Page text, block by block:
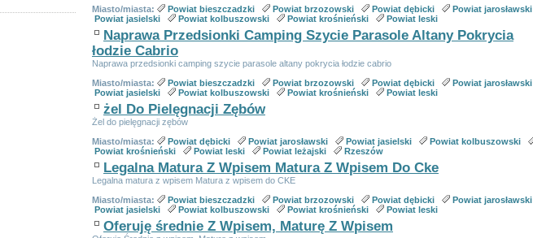
Miasto/miasta:
Powiat bieszczadzki Powiat brzozowski Powiat dębicki
Powiat jarosławski
Powiat jasielski
Powiat kolbuszowski Powiat krośnieński Powiat leski
Naprawa Przedsionki Camping Szycie Parasole Altany Pokrycia
łodzie Cabrio
Naprawa przedsionki camping szycie parasole altany pokrycia łodzie cabrio
Miasto/miasta:
Powiat bieszczadzki Powiat brzozowski Powiat dębicki
Powiat jarosławski
Powiat jasielski
Powiat kolbuszowski Powiat krośnieński Powiat leski
żel Do Pielęgnacji Zębów
Żel do pielęgnacji zębów
Miasto/miasta:
Powiat dębicki Powiat jarosławski Powiat jasielski
Powiat kolbuszowski
Powiat krośnieński
Powiat leski Powiat leżajski Rzeszów
Legalna Matura Z Wpisem Matura Z Wpisem Do Cke
Legalna matura z wpisem Matura z wpisem do CKE
Miasto/miasta:
Powiat bieszczadzki Powiat brzozowski Powiat dębicki
Powiat jarosławski
Powiat jasielski
Powiat kolbuszowski Powiat krośnieński Powiat leski
Oferuję średnie Z Wpisem, Maturę Z Wpisem